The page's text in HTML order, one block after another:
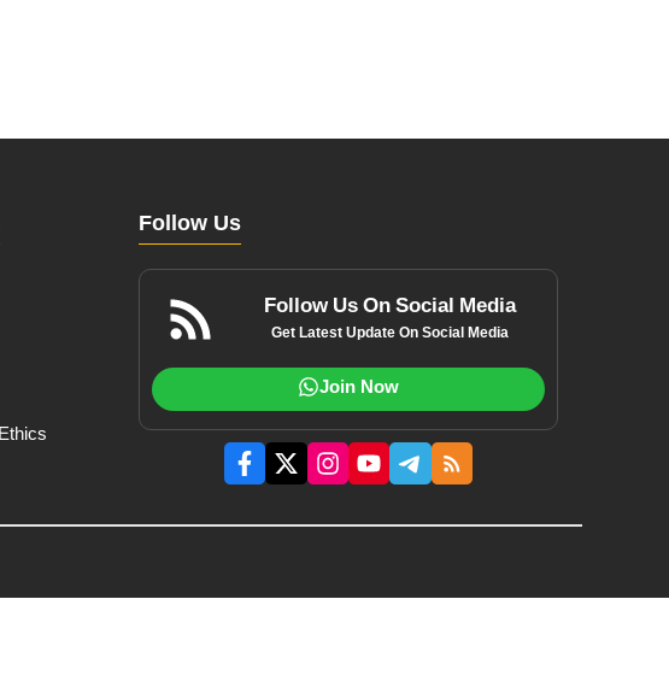
Follow Us
Follow Us On Social Media
Get Latest Update On Social Media
Join Now